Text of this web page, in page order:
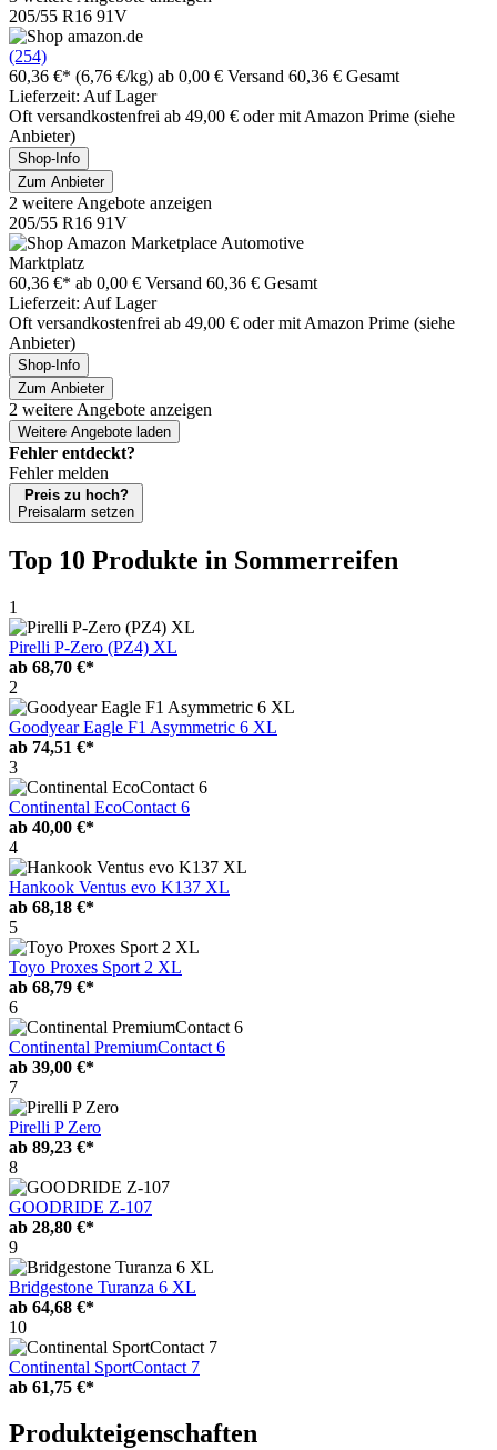
205/55 R16 91V
(254)
60,36 €* (6,76 €/kg) ab 0,00 € Versand 60,36 € Gesamt
Lieferzeit: Auf Lager
Oft versandkostenfrei ab 49,00 € oder mit Amazon Prime (siehe
Anbieter)
Shop-Info
Zum Anbieter
2 weitere Angebote anzeigen
205/55 R16 91V
Marktplatz
60,36 €* ab 0,00 € Versand 60,36 € Gesamt
Lieferzeit: Auf Lager
Oft versandkostenfrei ab 49,00 € oder mit Amazon Prime (siehe
Anbieter)
Shop-Info
Zum Anbieter
2 weitere Angebote anzeigen
Weitere Angebote laden
Fehler entdeckt?
Fehler melden
Preis zu hoch?
Preisalarm setzen
Top 10 Produkte in Sommerreifen
1
Pirelli P-Zero (PZ4) XL
ab 68,70 €*
2
Goodyear Eagle F1 Asymmetric 6 XL
ab 74,51 €*
3
Continental EcoContact 6
ab 40,00 €*
4
Hankook Ventus evo K137 XL
ab 68,18 €*
5
Toyo Proxes Sport 2 XL
ab 68,79 €*
6
Continental PremiumContact 6
ab 39,00 €*
7
Pirelli P Zero
ab 89,23 €*
8
GOODRIDE Z-107
ab 28,80 €*
9
Bridgestone Turanza 6 XL
ab 64,68 €*
10
Continental SportContact 7
ab 61,75 €*
Produkteigenschaften